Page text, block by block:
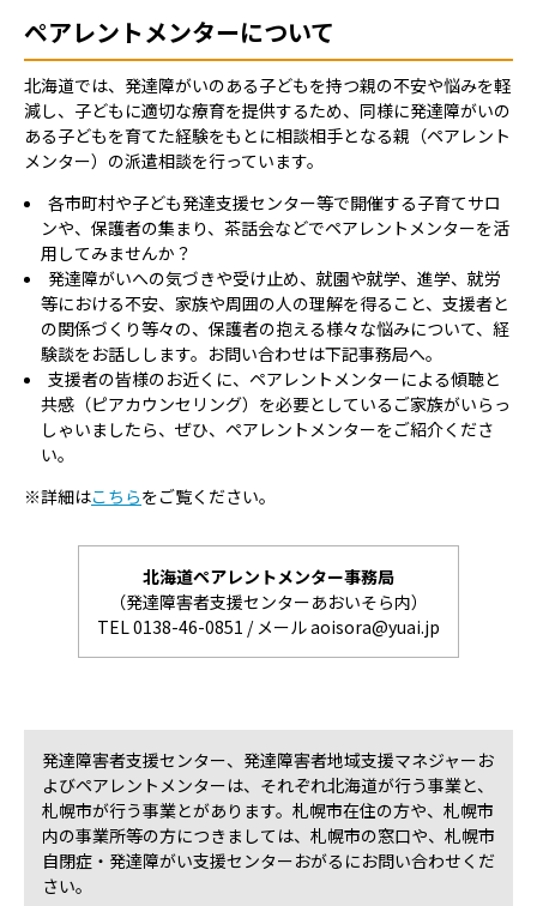
ペアレントメンターについて
北海道では、発達障がいのある子どもを持つ親の不安や悩みを軽
減し、子どもに適切な療育を提供するため、同様に発達障がいの
ある子どもを育てた経験をもとに相談相手となる親（ペアレント
メンター）の派遣相談を行っています。
各市町村や子ども発達支援センター等で開催する子育てサロ
ンや、保護者の集まり、茶話会などでペアレントメンターを活
用してみませんか？
発達障がいへの気づきや受け止め、就園や就学、進学、就労
等における不安、家族や周囲の人の理解を得ること、支援者と
の関係づくり等々の、保護者の抱える様々な悩みについて、経
験談をお話しします。お問い合わせは下記事務局へ。
支援者の皆様のお近くに、ペアレントメンターによる傾聴と
共感（ピアカウンセリング）を必要としているご家族がいらっ
しゃいましたら、ぜひ、ペアレントメンターをご紹介くださ
い。
※詳細はこちらをご覧ください。
北海道ペアレントメンター事務局
（発達障害者支援センターあおいそら内）
TEL 0138-46-0851 / メール aoisora@yuai.jp
発達障害者支援センター、発達障害者地域支援マネジャーお
よびペアレントメンターは、それぞれ北海道が行う事業と、
札幌市が行う事業とがあります。札幌市在住の方や、札幌市
内の事業所等の方につきましては、札幌市の窓口や、札幌市
自閉症・発達障がい支援センターおがるにお問い合わせくだ
さい。